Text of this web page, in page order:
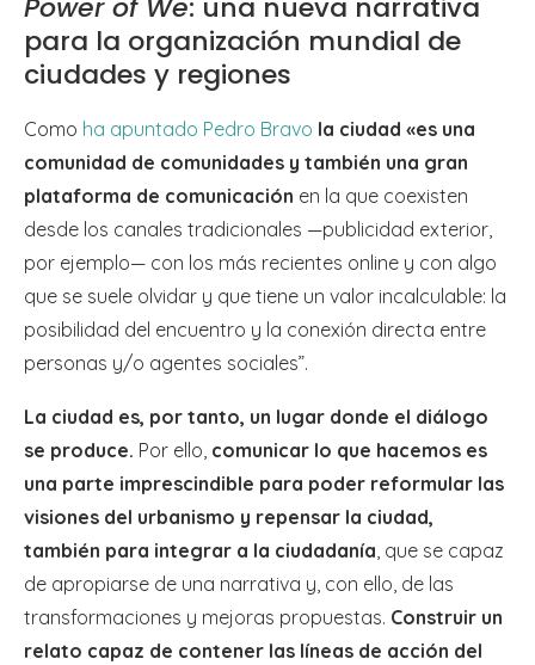
Power of We: una nueva narrativa
para la organización mundial de
ciudades y regiones
Como ha apuntado Pedro Bravo la ciudad «es una
comunidad de comunidades y también una gran
plataforma de comunicación en la que coexisten
desde los canales tradicionales —publicidad exterior,
por ejemplo— con los más recientes online y con algo
que se suele olvidar y que tiene un valor incalculable: la
posibilidad del encuentro y la conexión directa entre
personas y/o agentes sociales”.
La ciudad es, por tanto, un lugar donde el diálogo
se produce. Por ello, comunicar lo que hacemos es
una parte imprescindible para poder reformular las
visiones del urbanismo y repensar la ciudad,
también para integrar a la ciudadanía , que se capaz
de apropiarse de una narrativa y, con ello, de las
transformaciones y mejoras propuestas. Construir un
relato capaz de contener las líneas de acción del